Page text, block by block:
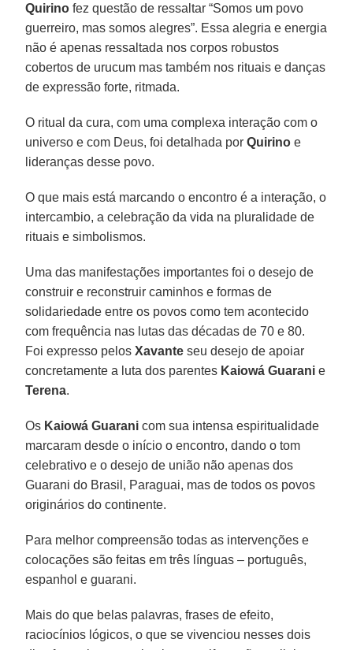
Quirino fez questão de ressaltar “Somos um povo
guerreiro, mas somos alegres”. Essa alegria e energia
não é apenas ressaltada nos corpos robustos
cobertos de urucum mas também nos rituais e danças
de expressão forte, ritmada.
O ritual da cura, com uma complexa interação com o
universo e com Deus, foi detalhada porQuirino e
lideranças desse povo.
O que mais está marcando o encontro é a interação, o
intercambio, a celebração da vida na pluralidade de
rituais e simbolismos.
Uma das manifestações importantes foi o desejo de
construir e reconstruir caminhos e formas de
solidariedade entre os povos como tem acontecido
com frequência nas lutas das décadas de 70 e 80.
Foi expresso pelosXavante seu desejo de apoiar
concretamente a luta dos parentes Kaiowá Guarani e
Terena.
Os Kaiowá Guarani com sua intensa espiritualidade
marcaram desde o início o encontro, dando o tom
celebrativo e o desejo de união não apenas dos
Guarani do Brasil, Paraguai, mas de todos os povos
originários do continente.
Para melhor compreensão todas as intervenções e
colocações são feitas em três línguas – português,
espanhol e guarani.
Mais do que belas palavras, frases de efeito,
raciocínios lógicos, o que se vivenciou nesses dois